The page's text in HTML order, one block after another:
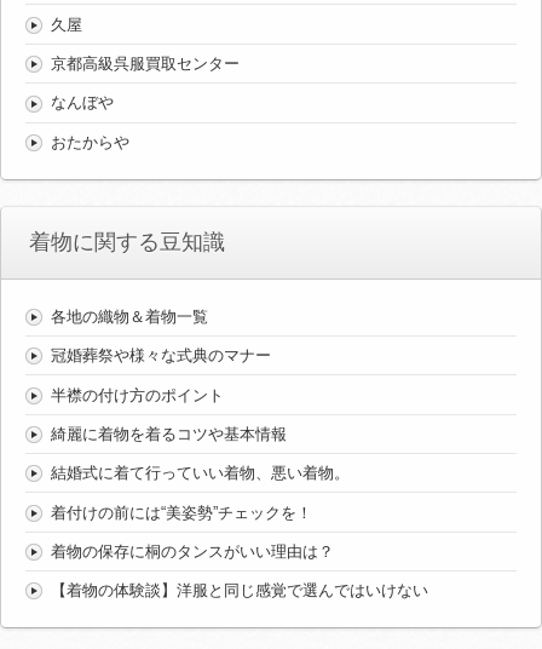
久屋
京都高級呉服買取センター
なんぼや
おたからや
着物に関する豆知識
各地の織物＆着物一覧
冠婚葬祭や様々な式典のマナー
半襟の付け方のポイント
綺麗に着物を着るコツや基本情報
結婚式に着て行っていい着物、悪い着物。
着付けの前には“美姿勢”チェックを！
着物の保存に桐のタンスがいい理由は？
【着物の体験談】洋服と同じ感覚で選んではいけない